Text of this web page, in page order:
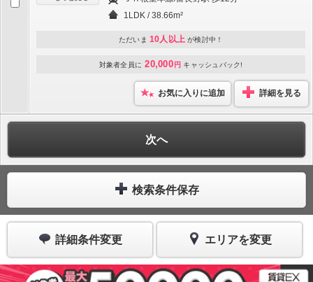
1LDK / 38.66m²
ただいま 10人以上 が検討中！
対象者全員に 20,000 円 キャッシュバック!
お気に入りに追加 詳細を見る
次へ
検索条件保存
詳細条件変更 エリアを変更